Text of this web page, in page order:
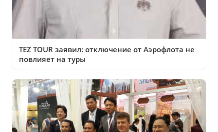
TEZ TOUR заявил: отключение от Аэрофлота не
повлияет на туры